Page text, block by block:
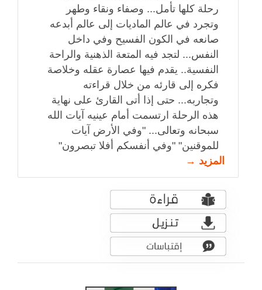
رحلة كلها تأمل... وصفاء ونقاء وطهر
وتجرد في عالم الماديات إلى عالم أبدعه
صانعه في الكون الفسيح وفي داخل
النفس... لتجد فيه المتعة الذهنية والراحة
النفسية.. يقدم فيها عصارة عقله وخلاصة
فكره إلى قارئه من خلال قراءته
وتجاربه... حتى إذا أتى القارئ على نهاية
هذه الرحلة ارتسمت أمام عينيه آيات الله
سبحانه وتعالى... "وفي الأرض آيات
للموقنين" "وفي أنفسكم أفلا تبصرون"
المزيد →